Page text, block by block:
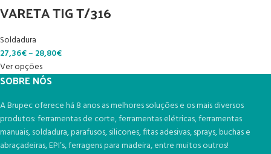
VARETA TIG T/316
Soldadura
27,36€– 28,80€
Ver opções
SOBRE NÓS
A Brupec oferece há 8 anos as melhores soluções e os mais diversos
produtos: ferramentas de corte, ferramentas elétricas, ferramentas
manuais, soldadura, parafusos, silicones, fitas adesivas, sprays, buchas e
abraçadeiras, EPI’s, ferragens para madeira, entre muitos outros!